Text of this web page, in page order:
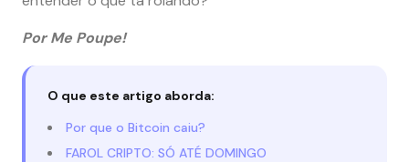
Por Me Poupe!
O que este artigo aborda:
Por que o Bitcoin caiu?
FAROL CRIPTO: SÓ ATÉ DOMINGO